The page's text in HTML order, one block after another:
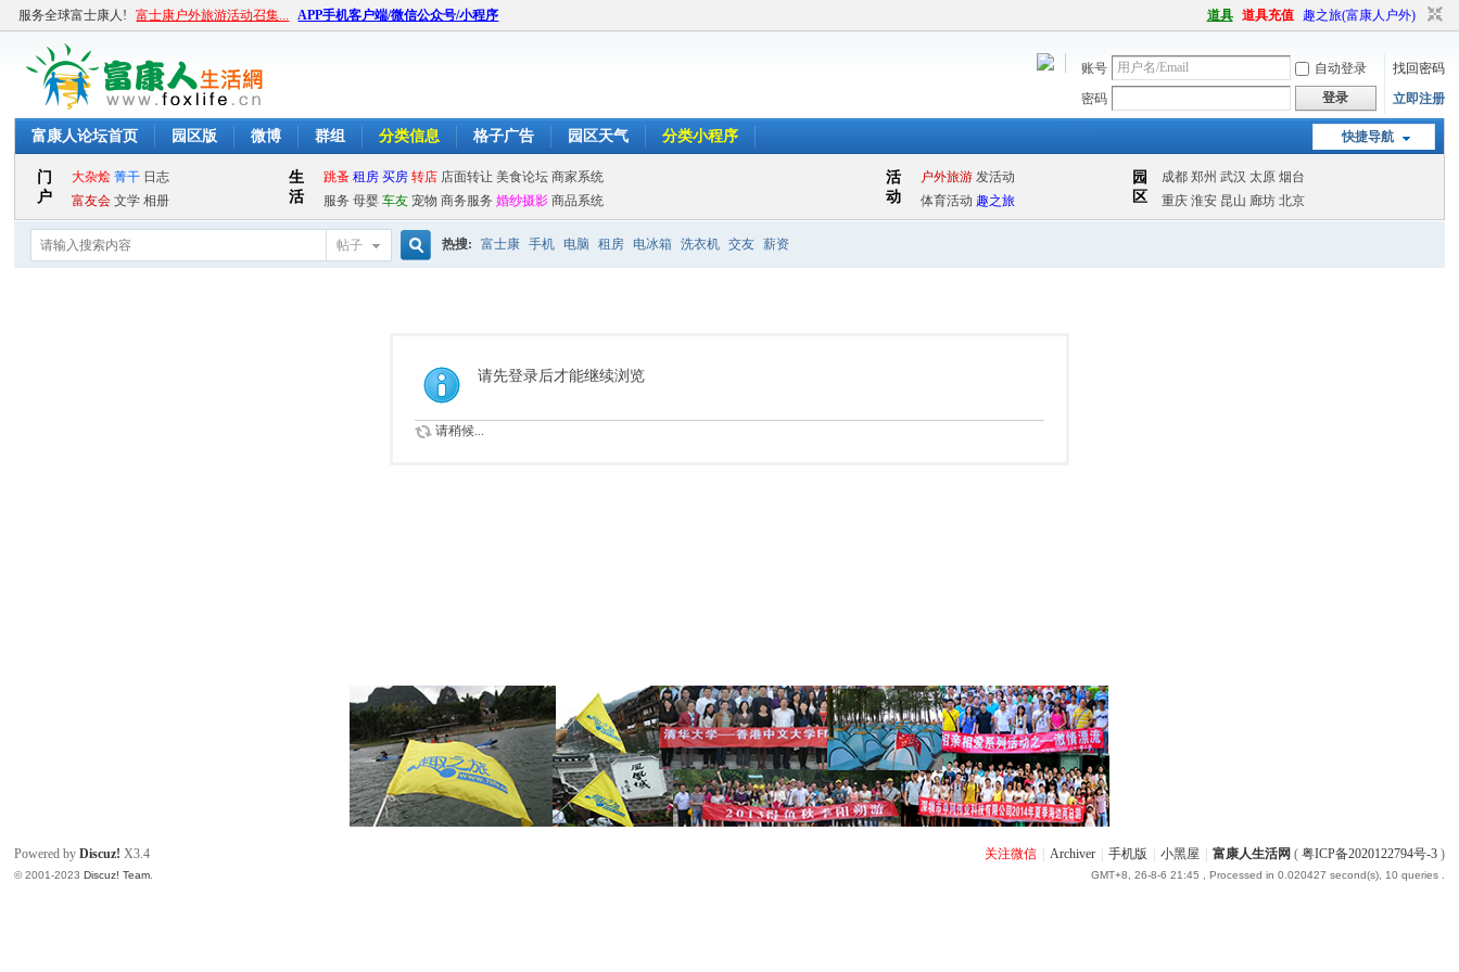
服务全球富士康人! 富士康户外旅游活动召集... APP手机客户端/微信公众号/小程序 道具 道具充值 趣之旅(富康人户外)
账号 自动登录
找回密码
密码
登录 立即注册
快捷导航
富康人论坛首页 园区版 微博 群组 分类信息 格子广告 园区天气 分类小程序
帖子 热搜: 富士康 手机 电脑 租房 电冰箱 洗衣机 交友 薪资
请先登录后才能继续浏览
请稍候...
关注微信 Archiver 手机版 小黑屋 富康人生活网 ( 粤ICP备2020122794号-3)
GMT+8, 26-8-6 21:45 , Processed in 0.020427 second(s), 10 queries .
Powered byDiscuz! X3.4
© 2001-2023Discuz! Team